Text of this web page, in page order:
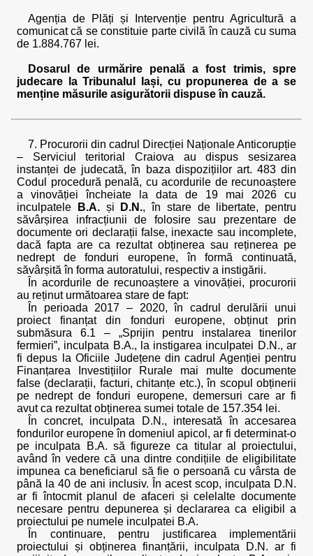
Agenția de Plăți și Intervenție pentru Agricultură a
comunicat că se constituie parte civilă în cauză cu suma
de 1.884.767 lei.
Dosarul de urmărire penală a fost trimis, spre
judecare la Tribunalul Iași, cu propunerea de a se
menține măsurile asigurătorii dispuse în cauză.
7. Procurorii din cadrul Direcției Naționale Anticorupție
– Serviciul teritorial Craiova au dispus sesizarea
instanței de judecată, în baza dispozițiilor art. 483 din
Codul procedură penală, cu acordurile de recunoaștere
a vinovăției încheiate la data de 19 mai 2026 cu
inculpatele
B.A.și D.N., în stare de libertate, pentru
săvârșirea infracțiunii de folosire sau prezentare de
documente ori declarații false, inexacte sau incomplete,
dacă fapta are ca rezultat obținerea sau reținerea pe
nedrept de fonduri europene, în formă continuată,
săvârșită în forma autoratului, respectiv a instigării.
În acordurile de recunoaștere a vinovăției, procurorii
au reținut următoarea stare de fapt:
În perioada 2017 – 2020, în cadrul derulării unui
proiect finanțat din fonduri europene, obținut prin
submăsura 6.1 – „Sprijin pentru instalarea tinerilor
fermieri”, inculpata B.A., la instigarea inculpatei D.N., ar
fi depus la Oficiile Județene din cadrul Agenției pentru
Finanțarea Investițiilor Rurale mai multe documente
false (declarații, facturi, chitanțe etc.), în scopul obținerii
pe nedrept de fonduri europene, demersuri care ar fi
avut ca rezultat obținerea sumei totale de 157.354 lei.
În concret, inculpata D.N., interesată în accesarea
fondurilor europene în domeniul apicol, ar fi determinat-o
pe inculpata B.A. să figureze ca titular al proiectului,
având în vedere că una dintre condițiile de eligibilitate
impunea ca beneficiarul să fie o persoană cu vârsta de
până la 40 de ani inclusiv. În acest scop, inculpata D.N.
ar fi întocmit planul de afaceri și celelalte documente
necesare pentru depunerea și declararea ca eligibil a
proiectului pe numele inculpatei B.A.
În continuare, pentru justificarea implementării
proiectului și obținerea finanțării, inculpata D.N. ar fi